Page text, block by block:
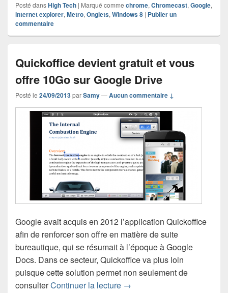
Posté dansHigh Tech | Marqué comme chrome, Chromecast, Google,
internet explorer, Metro, Onglets, Windows 8 | Publier un
commentaire
Quickoffice devient gratuit et vous
offre 10Go sur Google Drive
Posté le 24/09/2013parSamy—Aucun commentaire ↓
Google avait acquis en 2012 l’application Quickoffice
afin de renforcer son offre en matière de suite
bureautique, qui se résumait à l’époque à Google
Docs. Dans ce secteur, Quickoffice va plus loin
puisque cette solution permet non seulement de
consulterContinuer la lecture Quickoffice devient gratuit
→